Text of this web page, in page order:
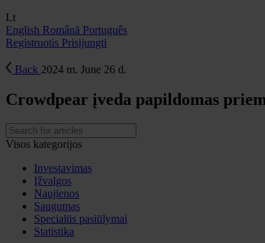
Lt
English Română Português
Registruotis Prisijungti
Back 2024 m. June 26 d.
Crowdpear įveda papildomas
Visos kategorijos
Investavimas
Įžvalgos
Naujienos
Saugumas
Specialūs pasiūlymai
Statistika